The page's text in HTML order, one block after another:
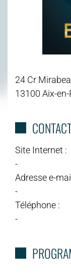
24 Cr
13100 Aix-
Site Internet :
-
Adresse e-
-
Téléphone :
-